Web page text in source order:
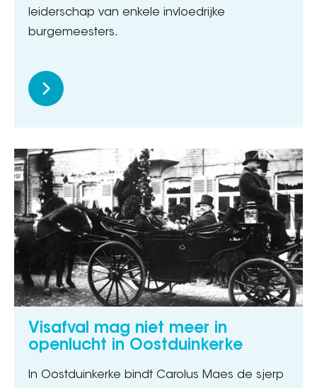
leiderschap van enkele invloedrijke
burgemeesters.
Visafval mag niet meer in
openlucht in Oostduinkerke
In Oostduinkerke bindt Carolus Maes de sjerp